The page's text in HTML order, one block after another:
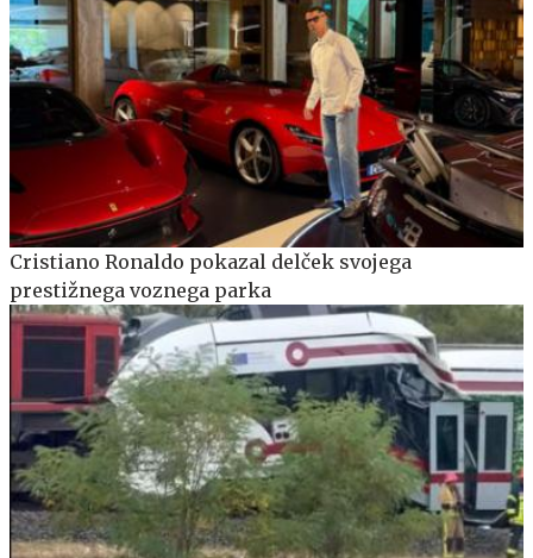
Cristiano Ronaldo pokazal delček svojega
prestižnega voznega parka